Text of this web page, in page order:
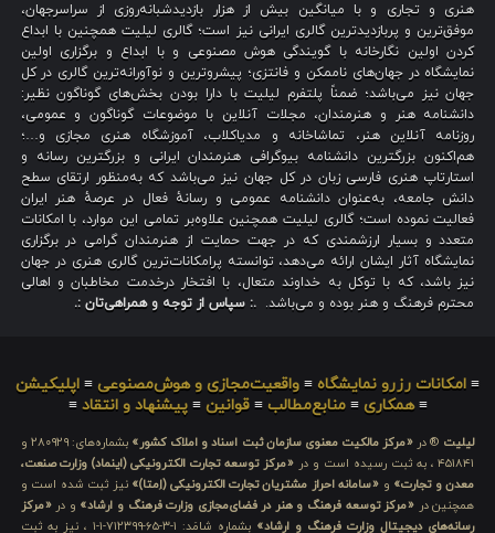
هنری و تجاری و با میانگین بیش از هزار بازدیدشبانه‌روزی از سراسرجهان،
موفق‌ترین و پربازدیدترین گالری ایرانی نیز است؛ گالری لیلیت همچنین با ابداع
کردن اولین نگارخانه با گویندگی هوش مصنوعی و با ابداع و برگزاری اولین
نمایشگاه در جهان‌های ناممکن و فانتزی؛ پیشروترین و نوآورانه‌ترین گالری در کل
جهان نیز می‌باشد؛ ضمناً پلتفرم لیلیت با دارا بودن بخش‌های گوناگون نظیر:
دانشنامه هنر و هنرمندان، مجلات آنلاین با موضوعات گوناگون و عمومی،
روزنامه آنلاین هنر، تماشاخانه و مدیاکلاب، آموزشگاه هنری مجازی و…؛
هم‌اکنون بزرگترین دانشنامه بیوگرافی هنرمندان ایرانی و بزرگترین رسانه و
استارتاپ هنری فارسی زبان در کل جهان نیز می‌باشد که به‌منظور ارتقای سطح
دانش جامعه، به‌عنوان دانشنامه عمومی و رسانهٔ فعال در عرصهٔ هنر ایران
فعالیت نموده است؛ گالری لیلیت همچنین علاوه‌بر تمامی این موارد، با امکانات
متعدد و بسیار ارزشمندی که در جهت حمایت از هنرمندان گرامی در برگزاری
نمایشگاه آثار ایشان ارائه می‌دهد، توانسته پرامکانات‌ترین گالری هنری در جهان
نیز باشد، که با توکل به خداوند متعال، با افتخار درخدمت مخاطبان و اهالی
محترم فرهنگ و هنر بوده و می‌باشد. .: سپاس از توجه و همراهی‌تان :.
≡ امکانات رزرو نمایشگاه ≡ واقعیت‌مجازی و هوش‌مصنوعی ≡ اپلیکیشن
≡همکاری ≡منابع‌مطالب ≡قوانین ≡پیشنهاد و انتقاد ≡
لیلیت ® در «مرکز مالکیت معنوی سازمان ثبت اسناد و املاک کشور»
بشماره‌های: ۲۸۰۹۲۹ و
۴۵۱۸۴۱ ، به ثبت رسیده است و در
«مرکز توسعه تجارت الکترونیکی (اینماد) وزارت صنعت،
معدن و تجارت» و «سامانه احراز مشتریان تجارت الکترونیکی (اِمتا)» نیز ثبت شده است و
همچنین در «مرکز توسعه فرهنگ و هنر در فضای‌مجازی وزارت فرهنگ و ارشاد» و در«مرکز
رسانه‌های دیجیتال وزارت فرهنگ و ارشاد»
بشماره شامَد: ۱-۳-۶۵-۷۱۲۳۹۹-۱-۱ ، نیز به ثبت